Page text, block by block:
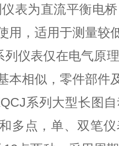
为直流平衡电桥
用，适用于测量较
仪表仅在电气原
本相似，零件部件
系列大型长图自
多点，单、双笔